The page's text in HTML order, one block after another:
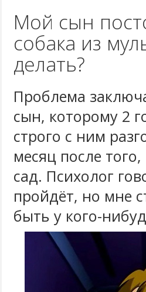
Мой сын
собака из
делать?
Проблема
сын, которому 2
строго с ним
месяц после
сад. Психолог
пройдёт, но мне
быть у кого-